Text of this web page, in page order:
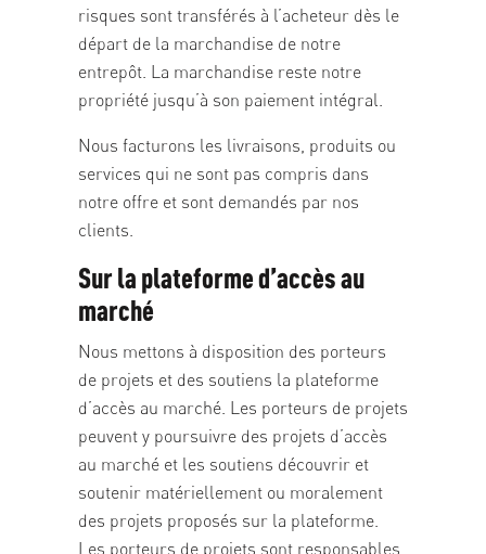
risques sont transférés à l’acheteur dès le
départ de la marchandise de notre
entrepôt. La marchandise reste notre
propriété jusqu’à son paiement intégral.
Nous facturons les livraisons, produits ou
services qui ne sont pas compris dans
notre offre et sont demandés par nos
clients.
Sur la plateforme d’accès au
marché
Nous mettons à disposition des porteurs
de projets et des soutiens la plateforme
d’accès au marché. Les porteurs de projets
peuvent y poursuivre des projets d’accès
au marché et les soutiens découvrir et
soutenir matériellement ou moralement
des projets proposés sur la plateforme.
Les porteurs de projets sont responsables